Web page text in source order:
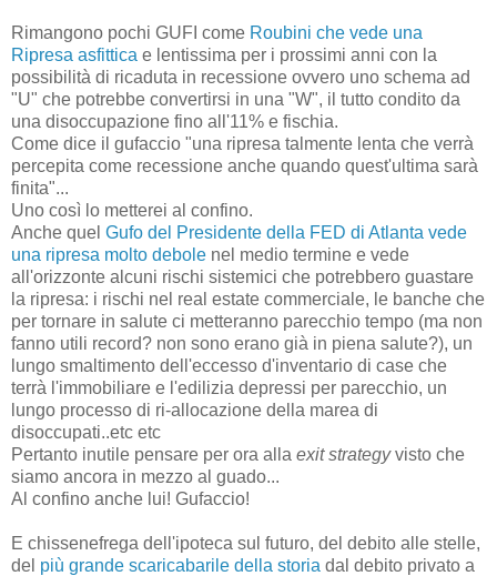
Rimangono pochi GUFI come Roubini che vede una
Ripresa asfittica e lentissima per i prossimi anni con la
possibilità di ricaduta in recessione ovvero uno schema ad
"U" che potrebbe convertirsi in una "W", il tutto condito da
una disoccupazione fino all'11% e fischia.
Come dice il gufaccio "una ripresa talmente lenta che verrà
percepita come recessione anche quando quest'ultima sarà
finita"...
Uno così lo metterei al confino.
Anche quel Gufo del Presidente della FED di Atlanta vede
una ripresa molto debole nel medio termine e vede
all'orizzonte alcuni rischi sistemici che potrebbero guastare
la ripresa: i rischi nel real estate commerciale, le banche che
per tornare in salute ci metteranno parecchio tempo (ma non
fanno utili record? non sono erano già in piena salute?), un
lungo smaltimento dell'eccesso d'inventario di case che
terrà l'immobiliare e l'edilizia depressi per parecchio, un
lungo processo di ri-allocazione della marea di
disoccupati..etc etc
Pertanto inutile pensare per ora alla exit strategyvisto che
siamo ancora in mezzo al guado...
Al confino anche lui! Gufaccio!
E chissenefrega dell'ipoteca sul futuro, del debito alle stelle,
del più grande scaricabarile della storia dal debito privato a